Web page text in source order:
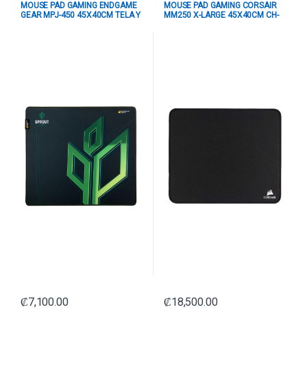
MOUSE PAD GAMING ENDGAME
GEAR MPJ-450 45X40CM TELA Y
₡7,100.00
MOUSE PAD GAMING CORSAIR
MM250 X-LARGE 45X40CM CH-
₡18,500.00